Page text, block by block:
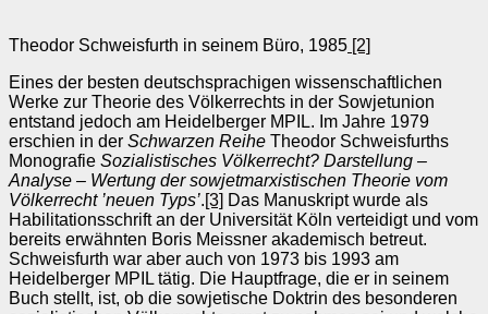
Theodor Schweisfurth in seinem Büro, 1985 [2]
Eines der besten deutschsprachigen wissenschaftlichen
Werke zur Theorie des Völkerrechts in der Sowjetunion
entstand jedoch am Heidelberger MPIL. Im Jahre 1979
erschien in der Schwarzen Reihe Theodor Schweisfurths
Monografie Sozialistisches Völkerrecht? Darstellung –
Analyse – Wertung der sowjetmarxistischen Theorie vom
Völkerrecht ’neuen Typs’.[3] Das Manuskript wurde als
Habilitationsschrift an der Universität Köln verteidigt und vom
bereits erwähnten Boris Meissner akademisch betreut.
Schweisfurth war aber auch von 1973 bis 1993 am
Heidelberger MPIL tätig. Die Hauptfrage, die er in seinem
Buch stellt, ist, ob die sowjetische Doktrin des besonderen